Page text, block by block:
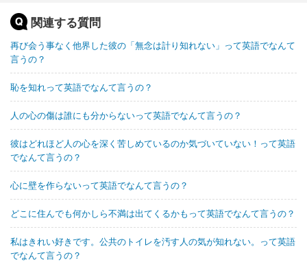
関連する質問
再び会う事なく他界した彼の「無念は計り知れない」って英語でなんて
言うの？
恥を知れって英語でなんて言うの？
人の心の傷は誰にも分からないって英語でなんて言うの？
彼はどれほど人の心を深く苦しめているのか気づいていない！って英語
でなんて言うの？
心に壁を作らないって英語でなんて言うの？
どこに住んでも何かしら不満は出てくるかもって英語でなんて言うの？
私はきれい好きです。公共のトイレを汚す人の気が知れない。って英語
でなんて言うの？